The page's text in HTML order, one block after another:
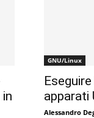
GNU/Linux
apparati
Alessandro